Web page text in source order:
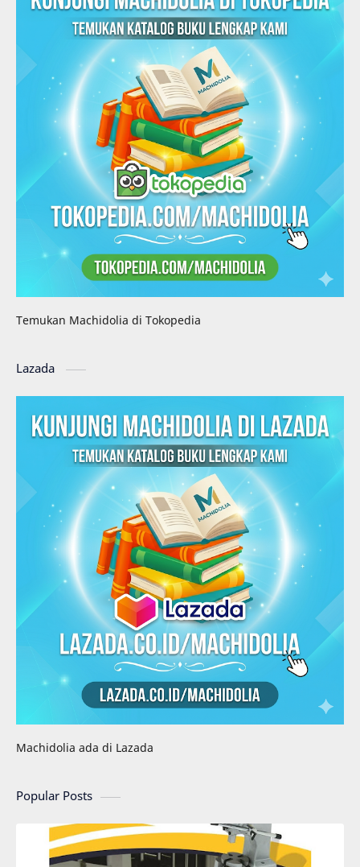
Temukan Machidolia di Tokopedia
Lazada
Machidolia ada di Lazada
Popular Posts